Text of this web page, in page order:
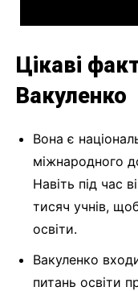
Цікаві
Вакуленко
Вона є
міжнародного
Навіть під час
тисяч учнів,
освіти.
Вакуленко
питань освіти